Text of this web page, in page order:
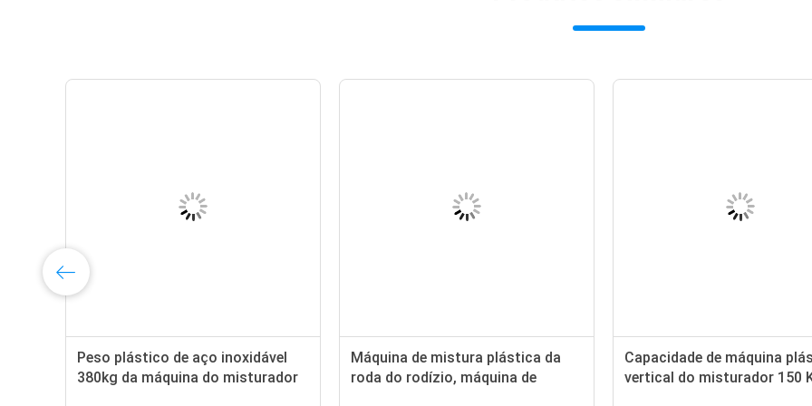
capacidade vertical plástica
100kg/H do agitador do poder 3kw
Peso plástico de aço inoxidável
380kg da máquina do misturador
Máquina de mistura
roda do rodízio,